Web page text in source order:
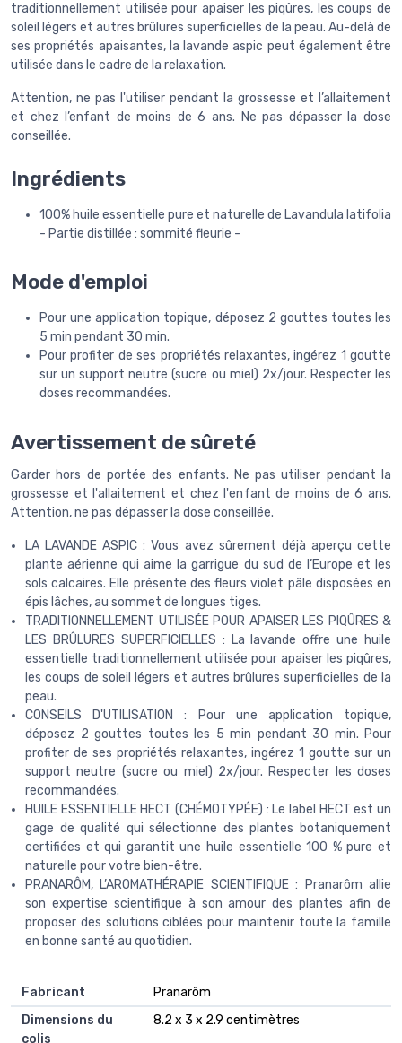
traditionnellement utilisée pour apaiser les piqûres, les coups de
soleil légers et autres brûlures superficielles de la peau. Au-delà de
ses propriétés apaisantes, la lavande aspic peut également être
utilisée dans le cadre de la relaxation.
Attention, ne pas l'utiliser pendant la grossesse et l’allaitement
et chez l’enfant de moins de 6 ans. Ne pas dépasser la dose
conseillée.
Ingrédients
100% huile essentielle pure et naturelle de Lavandula latifolia
- Partie distillée : sommité fleurie -
Mode d'emploi
Pour une application topique, déposez 2 gouttes toutes les
5 min pendant 30 min.
Pour profiter de ses propriétés relaxantes, ingérez 1 goutte
sur un support neutre (sucre ou miel) 2x/jour. Respecter les
doses recommandées.
Avertissement de sûreté
Garder hors de portée des enfants. Ne pas utiliser pendant la
grossesse et l'allaitement et chez l'enfant de moins de 6 ans.
Attention, ne pas dépasser la dose conseillée.
LA LAVANDE ASPIC : Vous avez sûrement déjà aperçu cette
plante aérienne qui aime la garrigue du sud de l’Europe et les
sols calcaires. Elle présente des fleurs violet pâle disposées en
épis lâches, au sommet de longues tiges.
TRADITIONNELLEMENT UTILISÉE POUR APAISER LES PIQÛRES &
LES BRÛLURES SUPERFICIELLES : La lavande offre une huile
essentielle traditionnellement utilisée pour apaiser les piqûres,
les coups de soleil légers et autres brûlures superficielles de la
peau.
CONSEILS D'UTILISATION : Pour une application topique,
déposez 2 gouttes toutes les 5 min pendant 30 min. Pour
profiter de ses propriétés relaxantes, ingérez 1 goutte sur un
support neutre (sucre ou miel) 2x/jour. Respecter les doses
recommandées.
HUILE ESSENTIELLE HECT (CHÉMOTYPÉE) : Le label HECT est un
gage de qualité qui sélectionne des plantes botaniquement
certifiées et qui garantit une huile essentielle 100 % pure et
naturelle pour votre bien-être.
PRANARÔM, L’AROMATHÉRAPIE SCIENTIFIQUE : Pranarôm allie
son expertise scientifique à son amour des plantes afin de
proposer des solutions ciblées pour maintenir toute la famille
en bonne santé au quotidien.
Fabricant
‎Pranarôm
Dimensions du
colis
‎8.2 x 3 x 2.9 centimètres